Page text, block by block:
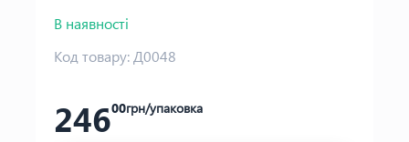
В наявності
Код товару:Д0048
24600грн/упаковка